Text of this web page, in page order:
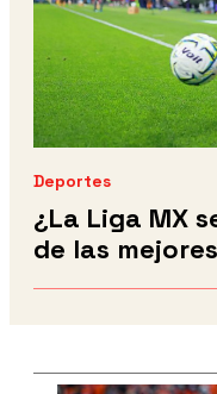
Deportes
¿La Liga MX
de las